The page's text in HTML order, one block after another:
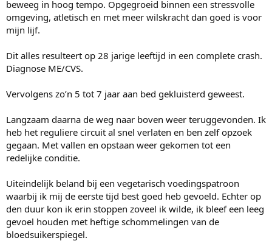
beweeg in hoog tempo. Opgegroeid binnen een stressvolle
omgeving, atletisch en met meer wilskracht dan goed is voor
mijn lijf.
Dit alles resulteert op 28 jarige leeftijd in een complete crash.
Diagnose ME/CVS.
Vervolgens zo’n 5 tot 7 jaar aan bed gekluisterd geweest.
Langzaam daarna de weg naar boven weer teruggevonden. Ik
heb het reguliere circuit al snel verlaten en ben zelf opzoek
gegaan. Met vallen en opstaan weer gekomen tot een
redelijke conditie.
Uiteindelijk beland bij een vegetarisch voedingspatroon
waarbij ik mij de eerste tijd best goed heb gevoeld. Echter op
den duur kon ik erin stoppen zoveel ik wilde, ik bleef een leeg
gevoel houden met heftige schommelingen van de
bloedsuikerspiegel.